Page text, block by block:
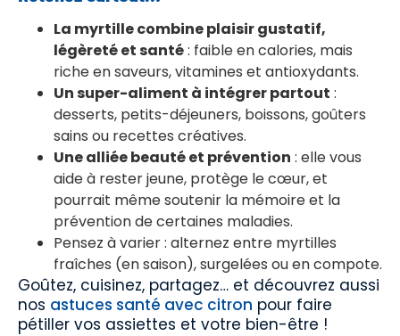
La myrtille combine plaisir gustatif,
légèreté et santé: faible en calories, mais
riche en saveurs, vitamines et antioxydants.
Un super-aliment à intégrer partout :
desserts, petits-déjeuners, boissons, goûters
sains ou recettes créatives.
Une alliée beauté et prévention : elle vous
aide à rester jeune, protège le cœur, et
pourrait même soutenir la mémoire et la
prévention de certaines maladies.
Pensez à varier : alternez entre myrtilles
fraîches (en saison), surgelées ou en compote.
Goûtez, cuisinez, partagez… et découvrez aussi
nos astuces santé avec citron pour faire
pétiller vos assiettes et votre bien-être !